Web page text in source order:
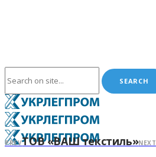
PREVТОВ «ВАШ текстиль»NEXT